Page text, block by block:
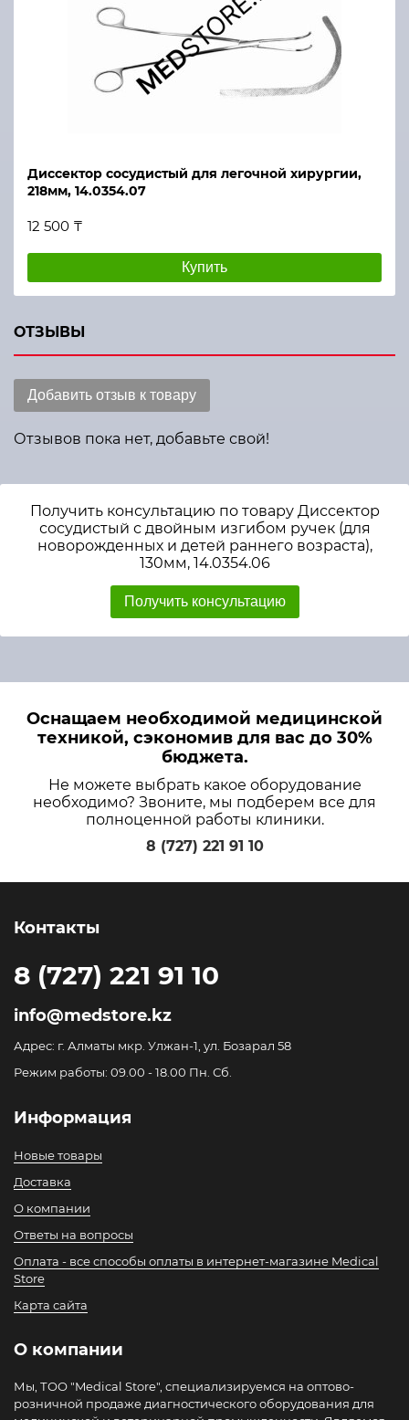
Диссектор сосудистый для легочной хирургии,
218мм, 14.0354.07
12 500 ₸
Купить
ОТЗЫВЫ
Добавить отзыв к товару
Отзывов пока нет, добавьте свой!
Получить консультацию по товару Диссектор
сосудистый с двойным изгибом ручек (для
новорожденных и детей раннего возраста),
130мм, 14.0354.06
Получить консультацию
Оснащаем необходимой медицинской
техникой, сэкономив для вас до 30%
бюджета.
Не можете выбрать какое оборудование
необходимо? Звоните, мы подберем все для
полноценной работы клиники.
8 (727) 221 91 10
Контакты
8 (727) 221 91 10
info@medstore.kz
Адрес: г. Алматы мкр. Улжан-1, ул. Бозарал 58
Режим работы: 09.00 - 18.00 Пн. Сб.
Информация
Новые товары
Доставка
О компании
Ответы на вопросы
Оплата - все способы оплаты в интернет-магазине Medical
Store
Карта сайта
О компании
Мы, ТОО "Medical Store", специализируемся на оптово-
розничной продаже диагностического оборудования для